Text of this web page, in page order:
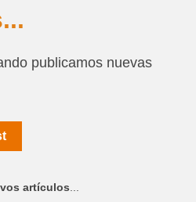
publicamos nuevas
artículos